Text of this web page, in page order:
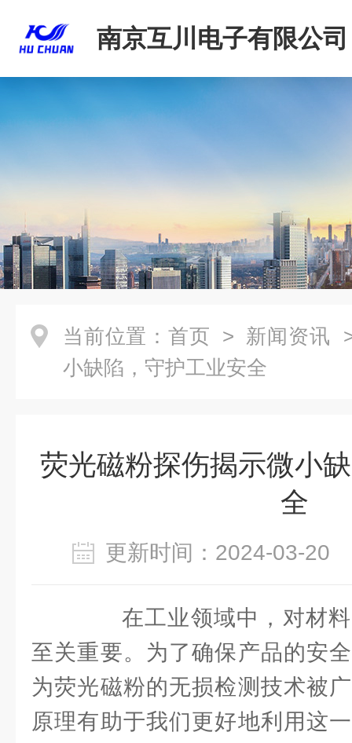
南京互川电子有限公司
当前位置： 首页 > 新闻资讯
小缺陷，守护工业安全
荧光磁粉探伤揭示微小
全
更新时间：2024-03-
在工业领域中，对材料
至关重要。为了确保产品的安
为荧光磁粉的无损检测技术被
原理有助于我们更好地利用这